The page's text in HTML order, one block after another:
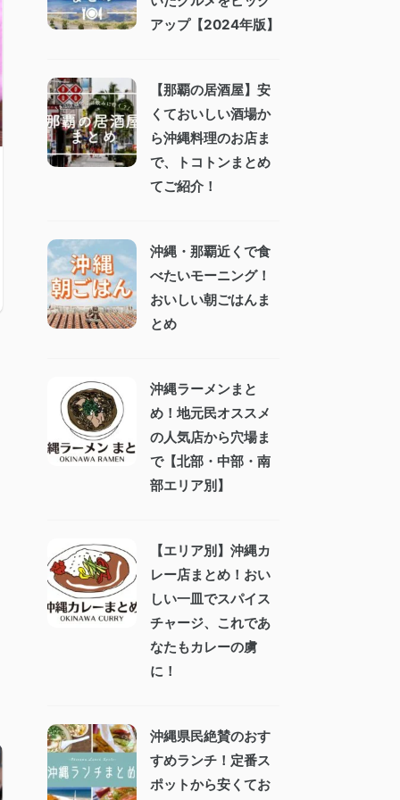
アップ【2024年版】
【那覇の居酒屋】安
くておいしい酒場か
ら沖縄料理のお店ま
で、トコトンまとめ
てご紹介！
沖縄・那覇近くで食
べたいモーニング！
おいしい朝ごはんま
とめ
沖縄ラーメンまと
め！地元民オススメ
の人気店から穴場ま
で【北部・中部・南
部エリア別】
【エリア別】沖縄カ
レー店まとめ！おい
しい一皿でスパイス
チャージ、これであ
なたもカレーの虜
に！
沖縄県民絶賛のおす
すめランチ！定番ス
ポットから安くてお